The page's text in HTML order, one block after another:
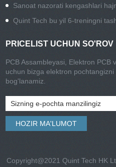
Sanoat nazorati kengashlari
Quint Tech bu yil 6-treningni
PRICELIST UCHUN SO'ROV
PCB Assambleyasi, Elektron PCB
uchun bizga elektron
bog'lanamiz.
Copyright@2021 Quint Tech HK